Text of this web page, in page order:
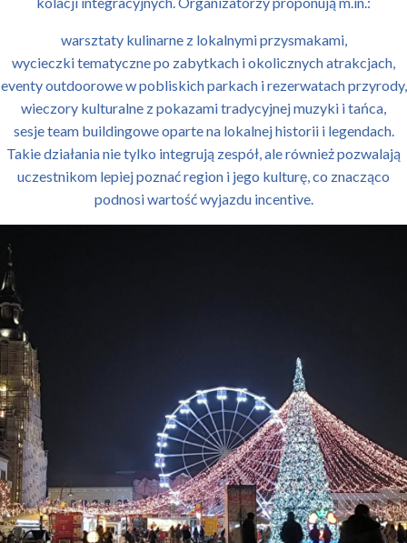
warsztaty kulinarne z lokalnymi przysmakami,
wycieczki tematyczne po zabytkach i okolicznych atrakcjach,
eventy outdoorowe w pobliskich parkach i rezerwatach przyrody,
wieczory kulturalne z pokazami tradycyjnej muzyki i tańca,
sesje team buildingowe oparte na lokalnej historii i legendach.
Takie działania nie tylko integrują zespół, ale również pozwalają
uczestnikom lepiej poznać region i jego kulturę, co znacząco
podnosi wartość wyjazdu incentive.